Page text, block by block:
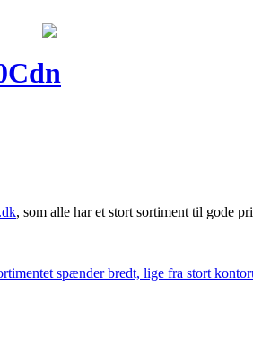
, som alle har et stort sortiment til gode
spænder bredt, lige fra stort